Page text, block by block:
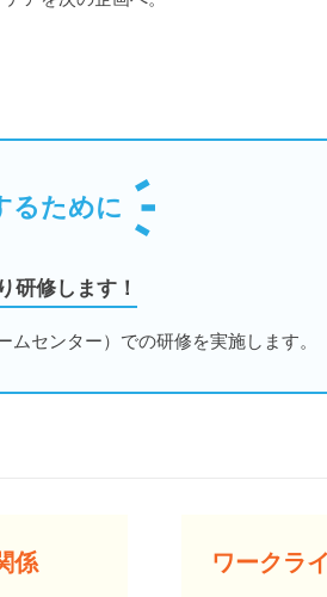
るために
研修します！
センター）での研修を実施します。
係 ワークラ